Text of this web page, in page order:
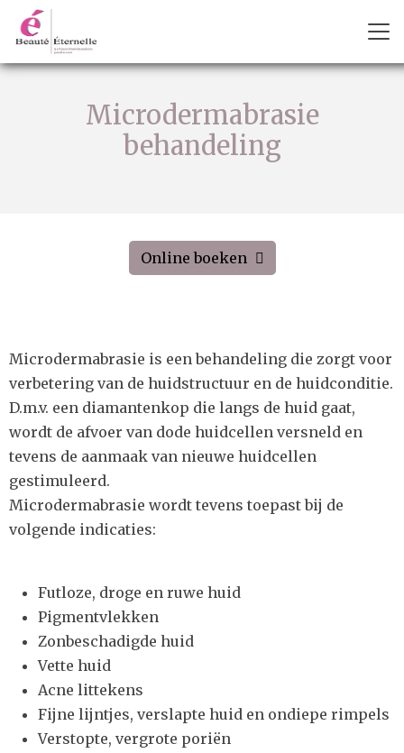
Microdermabrasie
behandeling
Online boeken
Microdermabrasie is een behandeling die zorgt voor
verbetering van de huidstructuur en de huidconditie.
D.m.v. een diamantenkop die langs de huid gaat,
wordt de afvoer van dode huidcellen versneld en
tevens de aanmaak van nieuwe huidcellen
gestimuleerd.
Microdermabrasie wordt tevens toepast bij de
volgende indicaties:
Futloze, droge en ruwe huid
Pigmentvlekken
Zonbeschadigde huid
Vette huid
Acne littekens
Fijne lijntjes, verslapte huid en ondiepe rimpels
Verstopte, vergrote poriën